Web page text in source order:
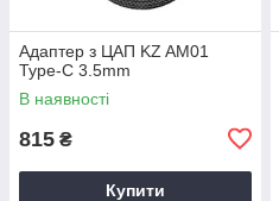
Адаптер з ЦАП KZ AM01
Type-C 3.5mm
В наявності
815 ₴
Купити